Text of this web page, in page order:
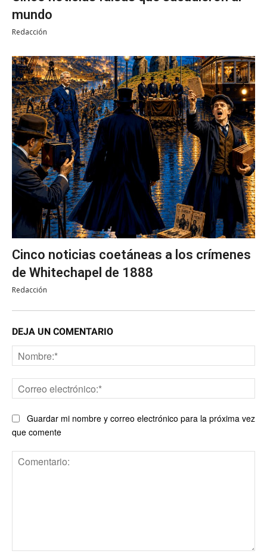
mundo
Redacción
Cinco noticias coetáneas a los crímenes
de Whitechapel de 1888
Redacción
DEJA UN COMENTARIO
Guardar mi nombre y correo electrónico para la próxima vez
que comente